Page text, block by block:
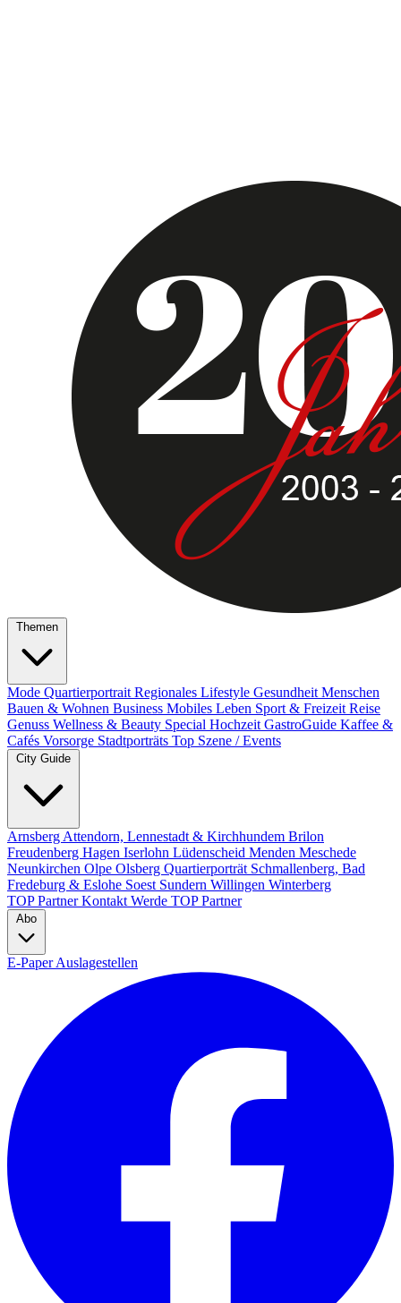
Themen
Mode Quartierportrait Regionales Lifestyle Gesundheit Menschen
Bauen & Wohnen Business Mobiles Leben Sport & Freizeit Reise
Genuss Wellness & Beauty Special Hochzeit GastroGuide Kaffee &
Cafés Vorsorge Stadtporträts Top Szene / Events
City Guide
Arnsberg Attendorn, Lennestadt & Kirchhundem Brilon
Freudenberg Hagen Iserlohn Lüdenscheid Menden Meschede
Neunkirchen Olpe Olsberg Quartierporträt Schmallenberg, Bad
Fredeburg & Eslohe Soest Sundern Willingen Winterberg
TOP PartnerKontakt Werde TOP Partner
Abo
E-PaperAuslagestellen